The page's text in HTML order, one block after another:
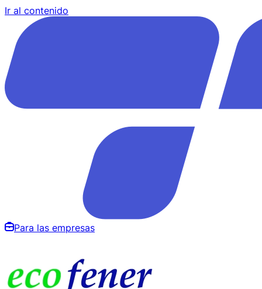
Ir al contenido
Para las empresas